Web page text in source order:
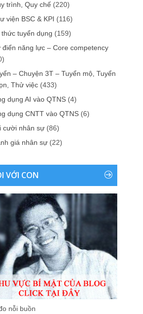
trình, Quy chế (220)
viện BSC & KPI (116)
thức tuyển dụng (159)
điển năng lực – Core competency
– Chuyện 3T – Tuyển mộ, Tuyển
Thử việc (433)
dụng AI vào QTNS (4)
dụng CNTT vào QTNS (6)
cười nhân sự (86)
giá nhân sự (22)
VỚI CON
nỗi buồn